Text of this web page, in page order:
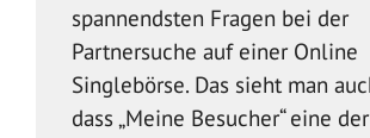
spannendsten Fragen bei der
Partnersuche auf einer Online
Singlebörse. Das sieht man
dass „Meine Besucher“ eine der